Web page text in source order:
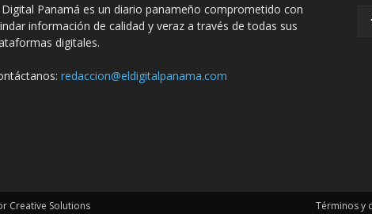
Digital Panamá es un diario panameño comprometido con
información de calidad y veraz a través de todas sus
digitales.
redaccion@eldigitalpanama.com
Términos y
Creative Solutions